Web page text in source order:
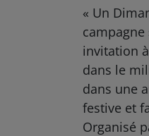
« Un
campagne
invitation
dans le
dans une
festive et
Organisé